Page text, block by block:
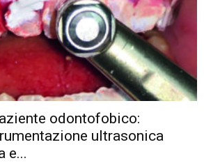
odontofobico:
ultrasonica
e...